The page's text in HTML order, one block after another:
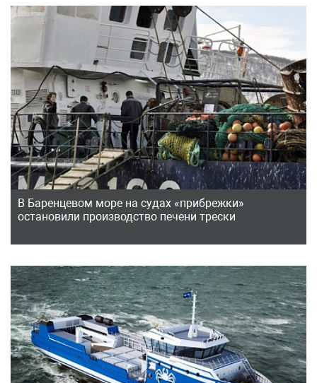
В Баренцевом море на судах «прибрежки»
остановили производство печени трески